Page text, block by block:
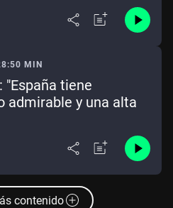
MIN
"España tiene
admirable y una alta
contenido